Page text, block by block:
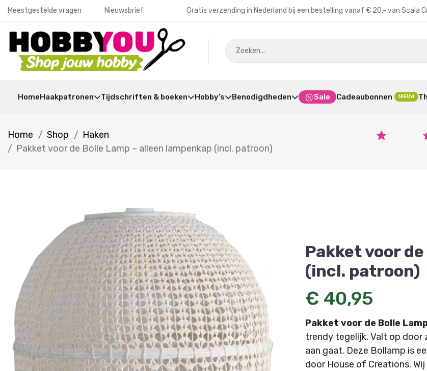
Meestgestelde vragen Nieuwsbrief Gratis verzending in Nederland bij een bestelling vanaf € 20,- van Scala
HomeHaakpatronen Tijdschriften & boeken Hobby’s Benodigdheden Sale Cadeaubonnen NIEUW
Home Shop
Haken
Pakket voor de Bolle Lamp – alleen lampenkap (incl. patroon)
Pakket voor
(incl. patroon)
€ 40,95
Pakket voor de Bolle
trendy tegelijk. Valt op door
aan gaat. Deze Bollamp is
door House of Creations.